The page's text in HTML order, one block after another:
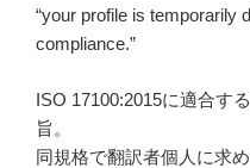
普
通
の
か”
の
“your profile is temporarily
compliance.”
ISO 17100:2015に適合す
旨。
同規格で翻訳者個人に求